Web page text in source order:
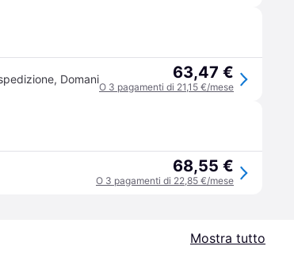
, Domani 63,47 €
O 3 pagamenti di 21,15 €/mese
68,55 €
O 3 pagamenti di 22,85 €/mese
Mostra tutto